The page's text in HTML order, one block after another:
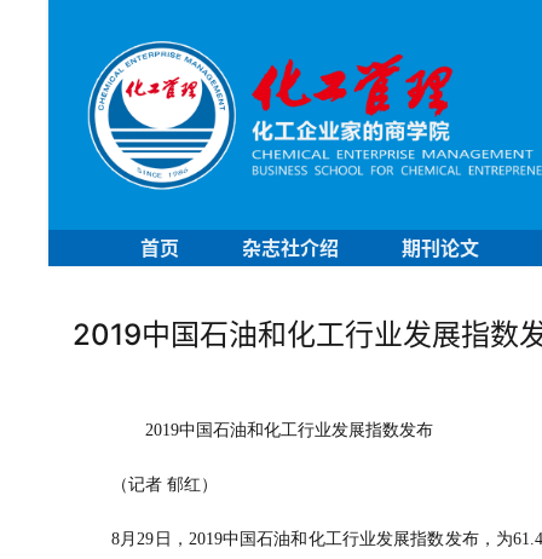
首页 杂志社介绍 期刊论文
2019中国石油和化工行业发展指数
2019中国石油和化工行业发展指数发布
	（记者 郁红）
8月29 日， 2019中国石油和化工行业发展指数发布，为